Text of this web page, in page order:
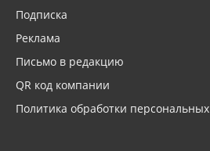
Подписка
Реклама
Письмо в редакцию
QR код компании
Политика обработки